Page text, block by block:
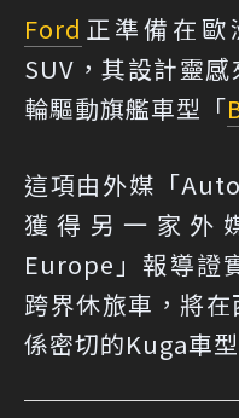
Ford 正準備在歐
SUV，其設計靈
輪驅動旗艦車型「
這項由外媒「
獲得另一家外
Europe」報導證
跨界休旅車，將
係密切的Kuga車